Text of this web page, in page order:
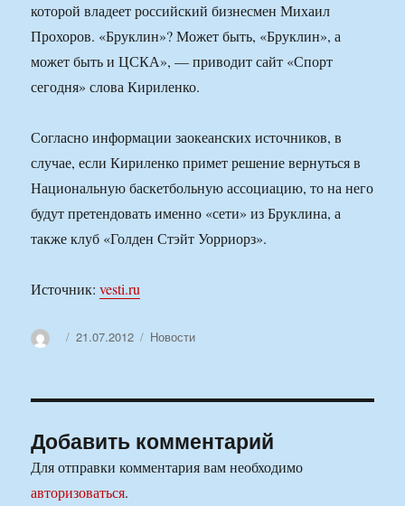
которой владеет российский бизнесмен Михаил
Прохоров. «Бруклин»? Может быть, «Бруклин», а
может быть и ЦСКА», — приводит сайт «Спорт
сегодня» слова Кириленко.
Согласно информации заокеанских источников, в
случае, если Кириленко примет решение вернуться в
Национальную баскетбольную ассоциацию, то на него
будут претендовать именно «сети» из Бруклина, а
также клуб «Голден Стэйт Уорриорз».
Источник:vesti.ru
АвторОпубликовано
21.07.2012 Рубрики
Новости
Добавить комментарий
Для отправки комментария вам необходимо
авторизоваться.